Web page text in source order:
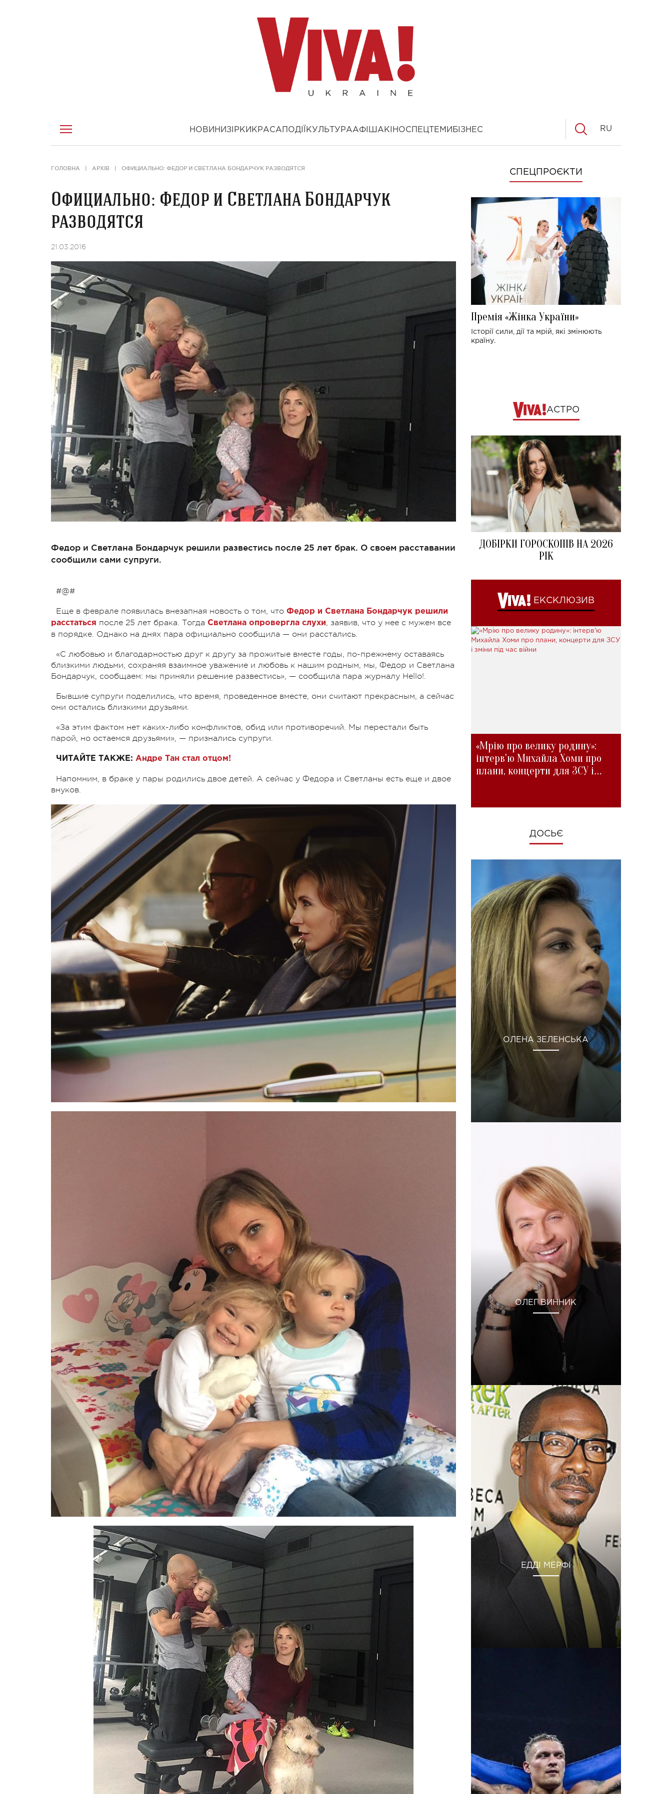
НОВИНИ ЗІРКИ КРАСА ПОДІЇ КУЛЬТУРААФІША КІНОСПЕЦТЕМИ БІЗНЕС RU
ГОЛОВНА АРХІВ ОФИЦИАЛЬНО: ФЕДОР И СВЕТЛАНА БОНДАРЧУК РАЗВОДЯТСЯ
Официально: Федор и Светлана Бондарчук
разводятся
21.03.2016
Федор и Светлана Бондарчук решили развестись после 25 лет брак. О своем расставании
сообщили сами супруги.
#@#
Еще в феврале появилась внезапная новость о том, что Федор и Светлана Бондарчук решили
расстаться после 25 лет брака. Тогда Светлана опровергла слухи, заявив, что у нее с мужем все
в порядке. Однако на днях пара официально сообщила — они расстались.
«С любовью и благодарностью друг к другу за прожитые вместе годы, по-прежнему оставаясь
близкими людьми, сохраняя взаимное уважение и любовь к нашим родным, мы, Федор и Светлана
Бондарчук, сообщаем: мы приняли решение развестись», — сообщила пара журналу Hello!.
Бывшие супруги поделились, что время, проведенное вместе, они считают прекрасным, а сейчас
они остались близкими друзьями.
«За этим фактом нет каких-либо конфликтов, обид или противоречий. Мы перестали быть
парой, но остаемся друзьями», — признались супруги.
ЧИТАЙТЕ ТАКЖЕ: Андре Тан стал отцом!
Напомним, в браке у пары родились двое детей. А сейчас у Федора и Светланы есть еще и двое
внуков.
СПЕЦПРОЄКТИ
Премія «Жінка України»
Історії сили, дії та мрій, які змінюють
країну.
АСТРО
ДОБІРКИ ГОРОСКОПІВ НА 2026
РІК
ЕКСКЛЮЗИВ
«Мрію про велику родину»:
інтерв'ю Михайла Хоми про
плани, концерти для ЗСУ і
ДОСЬЄ
ОЛЕНА ЗЕЛЕНСЬКА
ОЛЕГ ВИННИК
ЕДДІ МЕРФІ